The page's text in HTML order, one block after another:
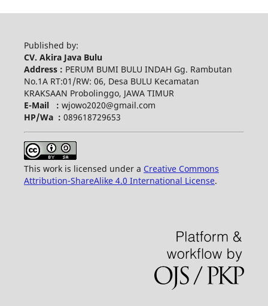
Published by:
CV. Akira Java Bulu
Address : PERUM BUMI BULU INDAH Gg. Rambutan
No.1A RT:01/RW: 06, Desa BULU Kecamatan
KRAKSAAN Probolinggo, JAWA TIMUR
E-Mail : wjowo2020@gmail.com
HP/Wa : 089618729653
This work is licensed under a Creative Commons
Attribution-ShareAlike 4.0 International License.